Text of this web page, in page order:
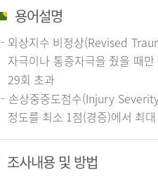
용어설명
- 외상지수 비정상(Revised
자극이나 통증자극을 줬을 때
29회 초과
- 손상중증도점수(Injury
정도를 최소 1점(경증)에서 최
조사내용 및 방법